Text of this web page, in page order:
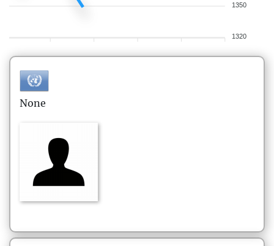
1350
1320
None